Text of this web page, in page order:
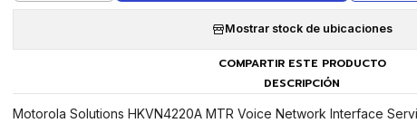
Mostrar stock de ubicaciones
COMPARTIR ESTE PRODUCTO
DESCRIPCIÓN
Motorola Solutions HKVN4220A MTR Voice Network Interface